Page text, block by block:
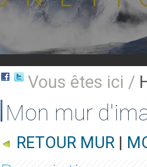
Vous êtes ici /
Mon mur
RETOUR MUR |